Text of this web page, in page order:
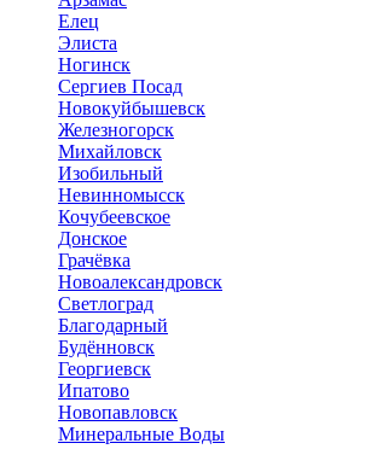
Елец
Элиста
Ногинск
Сергиев Посад
Новокуйбышевск
Железногорск
Михайловск
Изобильный
Невинномысск
Кочубеевское
Донское
Грачёвка
Новоалександровск
Светлоград
Благодарный
Будённовск
Георгиевск
Ипатово
Новопавловск
Минеральные Воды